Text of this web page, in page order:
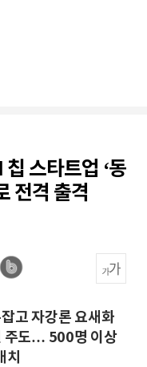
스타트업 ‘동
전격 출격
고 자강론 요새화
주도… 500명 이상
치